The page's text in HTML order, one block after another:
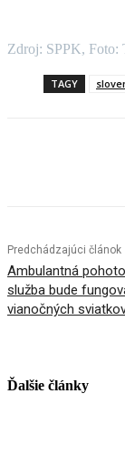
Zdroj: SPPK, Foto:
TAGY
Predchádzajúci článok
Ambulantná
služba bude
vianočných
Ďalšie články